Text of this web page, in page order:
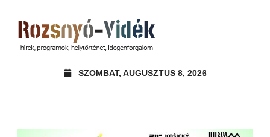
SZOMBAT, AUGUSZTUS 8, 2026